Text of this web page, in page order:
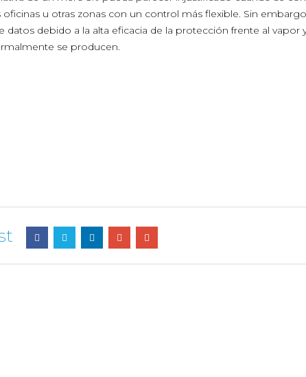
oficinas u otras zonas con un control más flexible. Sin
datos debido a la alta eficacia de la protección frente al vapor
se producen.